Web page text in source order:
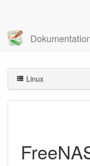
Zuletzt angesehen freenas
Linux